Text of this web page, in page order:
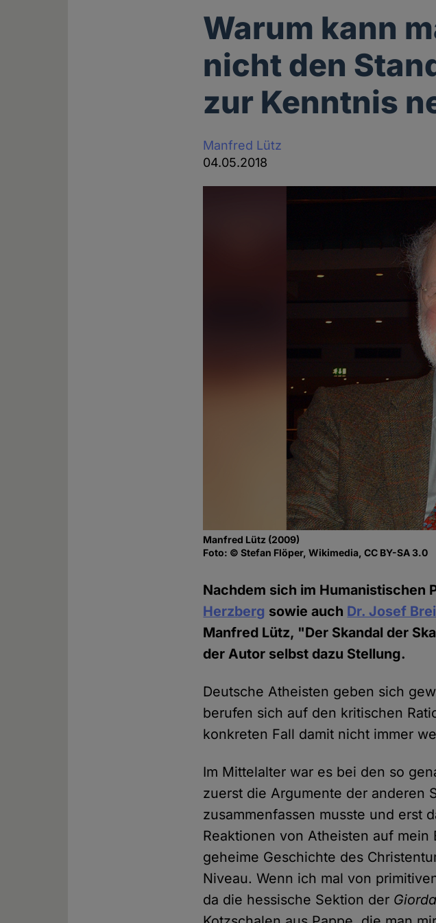
Warum kann
nicht den
zur Kenntnis
Manfred Lütz
04.05.2018
Manfred Lütz (2009)
Foto: © Stefan Flöper, Wikimedia, CC BY-SA 3.0
Nachdem sich im Humanistischen
Herzberg sowie auch Dr. Josef
Manfred Lütz, "Der Skandal der
der Autor selbst dazu Stellung.
Deutsche Atheisten geben sich
berufen sich auf den kritischen
konkreten Fall damit nicht immer
Im Mittelalter war es bei den so
zuerst die Argumente der anderen
zusammenfassen musste und erst
Reaktionen von Atheisten auf
geheime Geschichte des
Niveau. Wenn ich mal von
da die hessische Sektion der